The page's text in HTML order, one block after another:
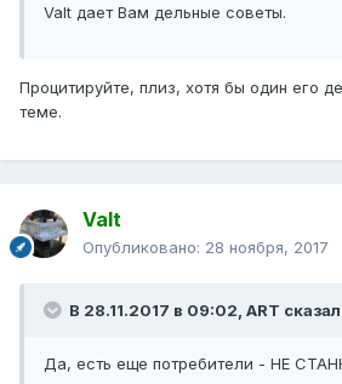
Valt дает Вам дельные советы.
Процитируйте, плиз, хотя бы один его
теме.
Valt
Опубликовано: 28 ноября, 2017
В 28.11.2017 в 09:02, ART
Да, есть еще потребители - НЕ